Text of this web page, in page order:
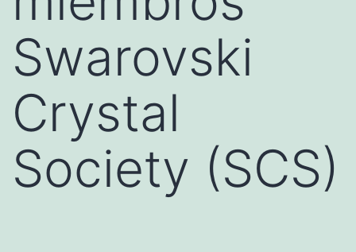
Swarovski
Crystal
Society (SCS)